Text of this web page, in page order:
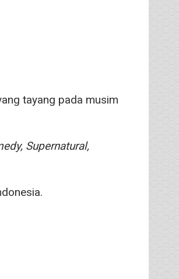
tayang pada musim
Supernatural,